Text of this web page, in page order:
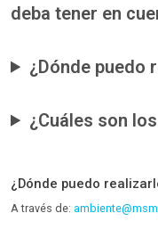
deba tener en
¿Dónde puedo
¿Cuáles son
¿Dónde puedo
A través de: